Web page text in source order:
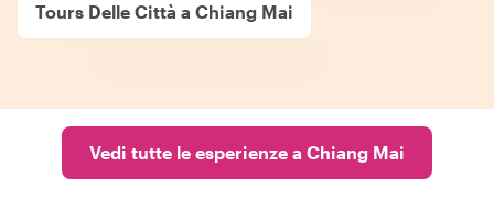
Tours Delle Città a Chiang Mai
Vedi tutte le esperienze a Chiang Mai